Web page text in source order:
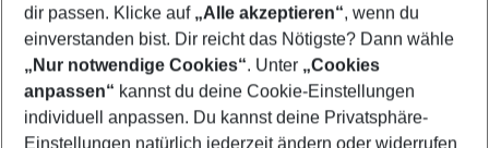
Footer
Footer navigation
Über uns
dir passen. Klicke auf „Alle akzeptieren“, wenn du
einverstanden bist. Dir reicht das Nötigste? Dann wähle
„Nur notwendige Cookies“. Unter „Cookies
anpassen“ kannst du deine Cookie-Einstellungen
individuell anpassen. Du kannst deine Privatsphäre-
Einstellungen natürlich jederzeit ändern oder widerrufen